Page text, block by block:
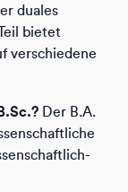
duales
bietet
verschiedene
Der B.A.